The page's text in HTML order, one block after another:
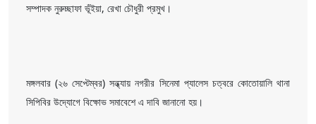
সম্পাদক নুরুচ্ছাফা ভূঁইয়া, রেখা চৌধুরী প্রমুখ।
মঙ্গলবার (২৬ সেপ্টেম্বর) সন্ধ্যায় নগরীর সিনেমা প্যালেস চত্বরে কোতোয়ালি থানা
সিপিবির উদ্যোগে বিক্ষোভ সমাবেশে এ দাবি জানানো হয়।